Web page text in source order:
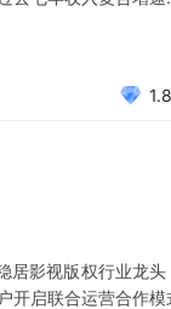
影视版权行业龙头
开启联合运营合作模